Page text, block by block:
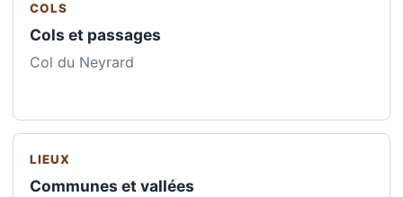
COLS
Cols et passages
Col du Neyrard
LIEUX
Communes et vallées